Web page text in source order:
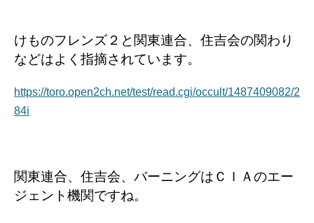
けものフレンズ２と関東連合、住吉会の関わり
などはよく指摘されています。
https://toro.open2ch.net/test/read.cgi/occult/1487409082/2
84i
関東連合、住吉会、バーニングはＣＩＡのエー
ジェント機関ですね。